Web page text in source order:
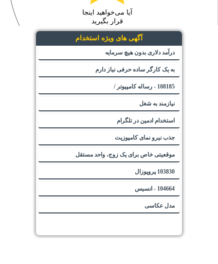
آیا می‌خواهید اینجا
قرار بگیرید
آگهی های ویژه استخدام
درآمد دلاری بدون هیچ سرمایه
به یک کارگر ساده حرفی نیاز دارم
108185 - رساله کامپیوتر /
نیازمند به شغل
استخدام ادمین در تلگرام
جذب نیرو نمای کامپوزیت
موقعیتی خاص برای یک زوج، واحد مستقل
103830 پروپوزال
104664 - انسیس
مدل عکاسی